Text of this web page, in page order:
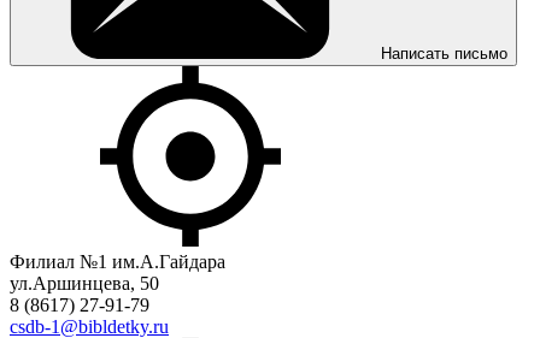
Написать письмо
Филиал №1 им.А.Гайдара
ул.Аршинцева, 50
8 (8617) 27-91-79
csdb-1@bibldetky.ru